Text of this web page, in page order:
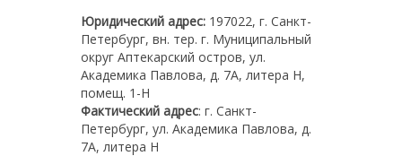
Юридический адрес:197022, г. Санкт-
Петербург, вн. тер. г. Муниципальный
округ Аптекарский остров, ул.
Академика Павлова, д. 7А, литера Н,
помещ. 1-Н
Фактический адрес: г. Санкт-
Петербург, ул. Академика Павлова, д.
7А, литера Н